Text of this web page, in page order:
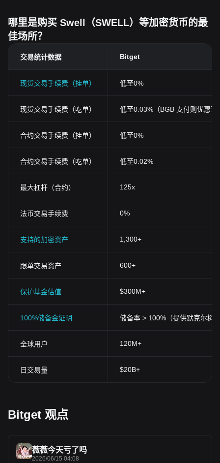
哪里是购买 Swell（SWELL）等加密货币的最
佳场所？
交易统计数据 Bitget
现货交易手续费（挂单） 低至0%
现货交易手续费（吃单） 低至0.03%（BGB 支付则优惠至
合约交易手续费（挂单） 低至0%
合约交易手续费（吃单） 低至0.02%
最大杠杆（合约） 125x
法币交易手续费 0%
支持的加密资产 1,300+
跟单交易资产 600+
保护基金估值 $300M+
100%储备金证明 储备率 > 100%（提供默克尔树
全球用户 120M+
日交易量 $20B+
Bitget 观点
薇薇今天亏了吗
2026/06/15 04:08